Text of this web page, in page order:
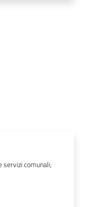
servizi comunali;